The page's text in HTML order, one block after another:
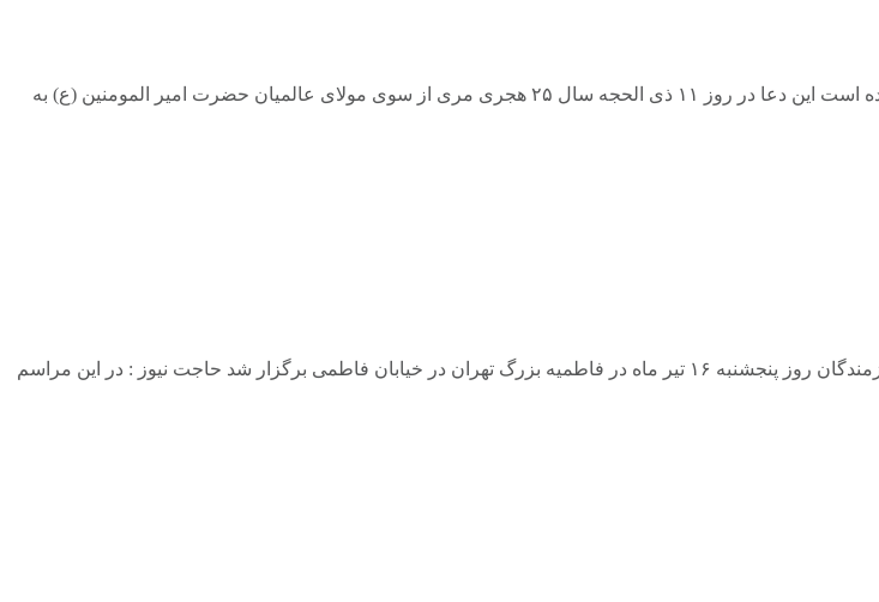
دعای صباح دعایی است که توسط امیرالمومنین علی (ع ) در صبحگاهان سفارش به خواندن شده است این دعا در روز ۱۱ ذی الحجه سال ۲۵ هجری مری از سوی مولای عالمیان حضرت امیر المومنین (ع) به
به گزارش پایگاه خبری حاجت نیوز : مراسم ظهر شهادت امام باقر (ع) به همت ستاد مرکزی رزمندگان روز پنجشنبه ۱۶ تیر ماه در فاطمیه بزرگ تهران در خیابان فاطمی برگزار شد حاجت نیوز : در این مراسم